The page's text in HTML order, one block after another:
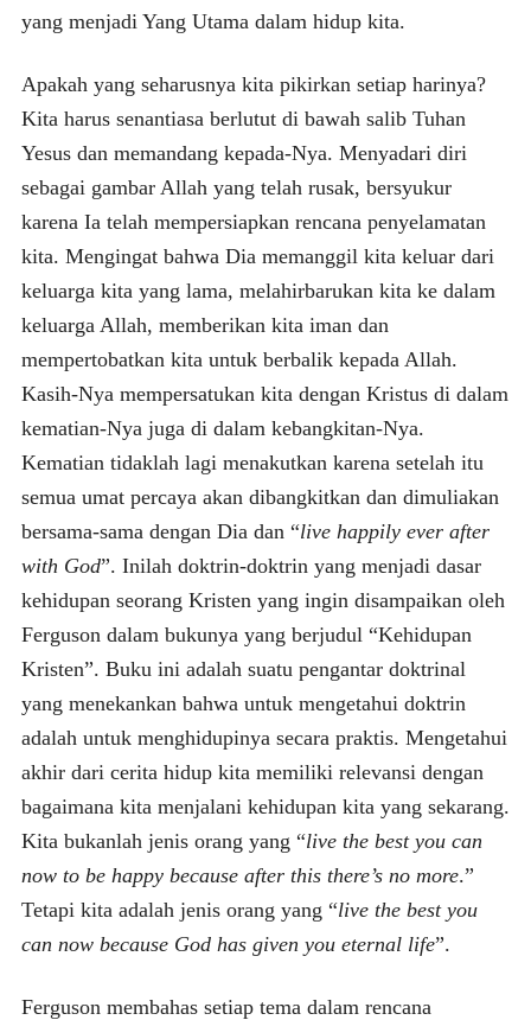
yang menjadi Yang Utama dalam hidup kita.
Apakah yang seharusnya kita pikirkan setiap harinya?
Kita harus senantiasa berlutut di bawah salib Tuhan
Yesus dan memandang kepada-Nya. Menyadari diri
sebagai gambar Allah yang telah rusak, bersyukur
karena Ia telah mempersiapkan rencana penyelamatan
kita. Mengingat bahwa Dia memanggil kita keluar dari
keluarga kita yang lama, melahirbarukan kita ke dalam
keluarga Allah, memberikan kita iman dan
mempertobatkan kita untuk berbalik kepada Allah.
Kasih-Nya mempersatukan kita dengan Kristus di dalam
kematian-Nya juga di dalam kebangkitan-Nya.
Kematian tidaklah lagi menakutkan karena setelah itu
semua umat percaya akan dibangkitkan dan dimuliakan
bersama-sama dengan Dia dan “live happily ever after
with God”. Inilah doktrin-doktrin yang menjadi dasar
kehidupan seorang Kristen yang ingin disampaikan oleh
Ferguson dalam bukunya yang berjudul “Kehidupan
Kristen”. Buku ini adalah suatu pengantar doktrinal
yang menekankan bahwa untuk mengetahui doktrin
adalah untuk menghidupinya secara praktis. Mengetahui
akhir dari cerita hidup kita memiliki relevansi dengan
bagaimana kita menjalani kehidupan kita yang sekarang.
Kita bukanlah jenis orang yang “live the best you can
now to be happy because after this there’s no more.”
Tetapi kita adalah jenis orang yang “live the best you
can now because God has given you eternal life”.
Ferguson membahas setiap tema dalam rencana